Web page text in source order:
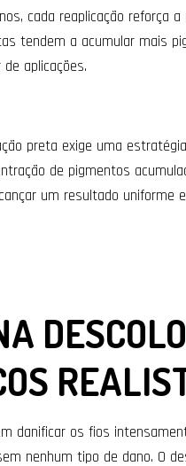
cada reaplicação reforça
tendem a acumular mais
aplicações.
preta exige uma
de pigmentos
um resultado uniforme
danificar os fios
nenhum tipo de dano. O